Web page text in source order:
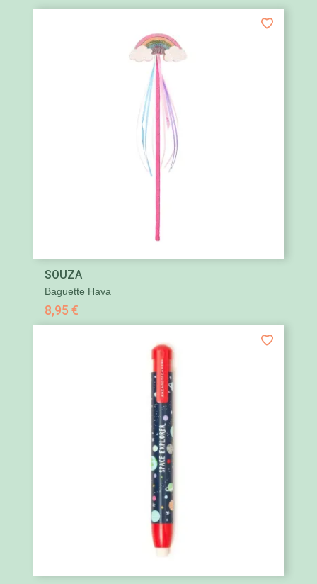
SOUZA
Baguette Hava
8,95 €